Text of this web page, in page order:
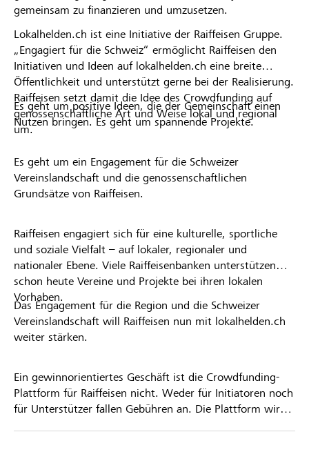
gemeinsam zu finanzieren und umzusetzen.
Lokalhelden.ch ist eine Initiative der Raiffeisen Gruppe.
„Engagiert für die Schweiz“ ermöglicht Raiffeisen den
Initiativen und Ideen auf lokalhelden.ch eine breite
Öffentlichkeit und unterstützt gerne bei der Realisierung.
Raiffeisen setzt damit die Idee des Crowdfunding auf
genossenschaftliche Art und Weise lokal und regional
um.
Es geht um positive Ideen, die der Gemeinschaft einen
Nutzen bringen. Es geht um spannende Projekte.
Es geht um ein Engagement für die Schweizer
Vereinslandschaft und die genossenschaftlichen
Grundsätze von Raiffeisen.
Raiffeisen engagiert sich für eine kulturelle, sportliche
und soziale Vielfalt – auf lokaler, regionaler und
nationaler Ebene. Viele Raiffeisenbanken unterstützen
schon heute Vereine und Projekte bei ihren lokalen
Vorhaben.
Das Engagement für die Region und die Schweizer
Vereinslandschaft will Raiffeisen nun mit lokalhelden.ch
weiter stärken.
Ein gewinnorientiertes Geschäft ist die Crowdfunding-
Plattform für Raiffeisen nicht. Weder für Initiatoren noch
für Unterstützer fallen Gebühren an. Die Plattform wird